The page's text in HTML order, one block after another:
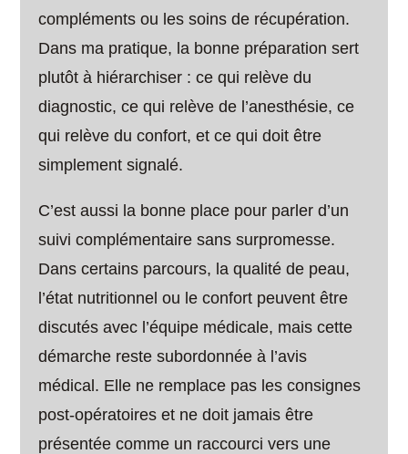
compléments ou les soins de récupération.
Dans ma pratique, la bonne préparation sert
plutôt à hiérarchiser : ce qui relève du
diagnostic, ce qui relève de l’anesthésie, ce
qui relève du confort, et ce qui doit être
simplement signalé.
C’est aussi la bonne place pour parler d’un
suivi complémentaire sans surpromesse.
Dans certains parcours, la qualité de peau,
l’état nutritionnel ou le confort peuvent être
discutés avec l’équipe médicale, mais cette
démarche reste subordonnée à l’avis
médical. Elle ne remplace pas les consignes
post-opératoires et ne doit jamais être
présentée comme un raccourci vers une